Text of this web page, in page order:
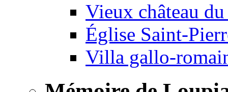
Vieux château
Église Saint-
Villa gallo-